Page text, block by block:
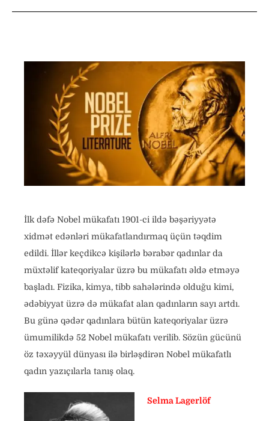
İlk dəfə Nobel mükafatı 1901-ci ildə bəşəriyyətə
xidmət edənləri mükafatlandırmaq üçün təqdim
edildi. İllər keçdikcə kişilərlə bərabər qadınlar da
müxtəlif kateqoriyalar üzrə bu mükafatı əldə etməyə
başladı. Fizika, kimya, tibb sahələrində olduğu kimi,
ədəbiyyat üzrə də mükafat alan qadınların sayı artdı.
Bu günə qədər qadınlara bütün kateqoriyalar üzrə
ümumilikdə 52 Nobel mükafatı verilib. Sözün gücünü
öz təxəyyül dünyası ilə birləşdirən Nobel mükafatlı
qadın yazıçılarla tanış olaq.
Selma Lagerlöf